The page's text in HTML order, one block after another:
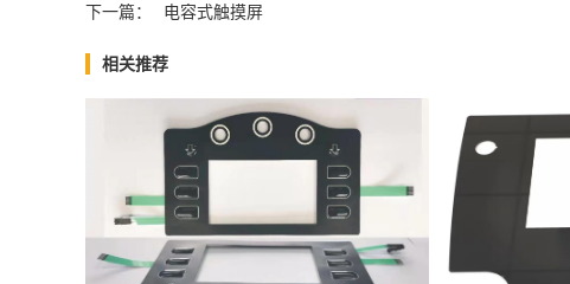
下一篇：
电容式触摸屏
相关推荐